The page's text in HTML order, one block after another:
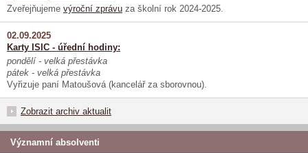
Zveřejňujeme výroční zprávu za školní rok 2024-2025.
02.09.2025
Karty ISIC - úřední hodiny:
pondělí - velká přestávka
pátek - velká přestávka
Vyřizuje paní Matoušová (kancelář za sborovnou).
Zobrazit archiv aktualit
Významní absolventi